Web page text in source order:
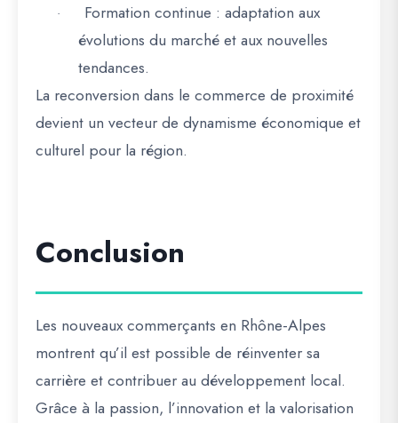
· Formation continue : adaptation aux
évolutions du marché et aux nouvelles
tendances.
La reconversion dans le commerce de proximité
devient un vecteur de dynamisme économique et
culturel pour la région.
Conclusion
Les nouveaux commerçants en Rhône-Alpes
montrent qu’il est possible de réinventer sa
carrière et contribuer au développement local.
Grâce à la passion, l’innovation et la valorisation